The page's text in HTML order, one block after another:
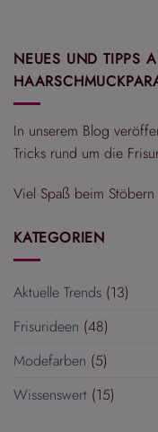
NEUES UND TIPPS
In unserem Blog
Tricks rund um die
Viel Spaß beim Stöbern
KATEGORIEN
Aktuelle Trends (13)
Frisurideen (48)
Modefarben (5)
Wissenswert (15)